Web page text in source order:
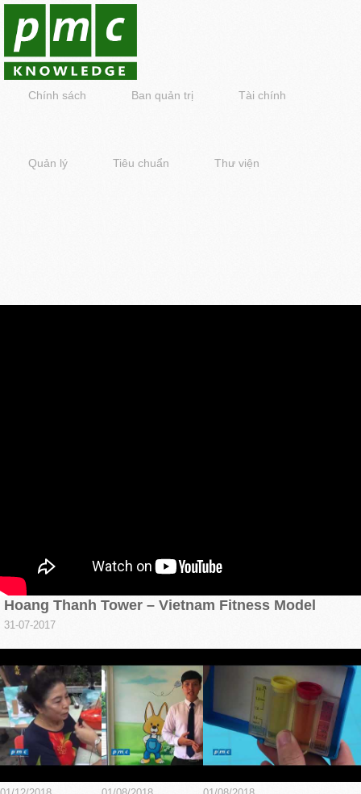
Chính sách Ban quản trị Tài chính
Quản lý Tiêu chuẩn Thư viện
Hoang Thanh Tower – Vietnam Fitness Model
31-07-2017